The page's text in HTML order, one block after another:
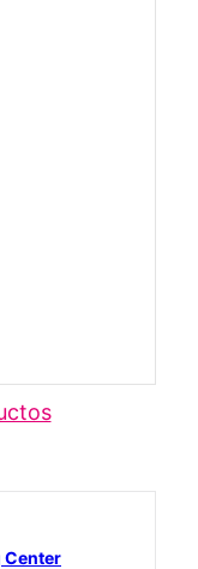
Center